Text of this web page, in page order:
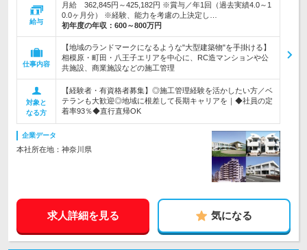
給与
月給 362,845円～425,182円 ※賞与／年1回（過去実績4.0～1
0.0ヶ月分） ※経験、能力を考慮の上決定し…
初年度の年収： 600～800万円
仕事内容
【地域のランドマークになるような"大型建築物"を手掛ける】
相模原・町田・八王子エリアを中心に、RC造マンションや公
共施設、商業施設などの施工管理
対象と
なる方
【経験者・有資格者募集】◎施工管理経験を活かしたい方／ベ
テランも大歓迎◎地域に根差して長期キャリアを｜◆社員の定
着率93％◆直行直帰OK
企業データ
本社所在地：神奈川県
求人詳細を見る 気になる